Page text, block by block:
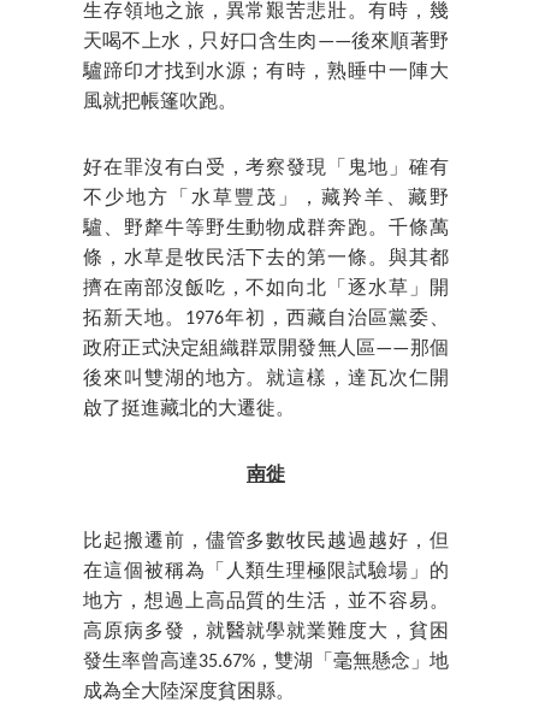
生存領地之旅，異常艱苦悲壯。有時，幾
天喝不上水，只好口含生肉——後來順著野
驢蹄印才找到水源；有時，熟睡中一陣大
風就把帳篷吹跑。
好在罪沒有白受，考察發現「鬼地」確有
不少地方「水草豐茂」，藏羚羊、藏野
驢、野犛牛等野生動物成群奔跑。千條萬
條，水草是牧民活下去的第一條。與其都
擠在南部沒飯吃，不如向北「逐水草」開
拓新天地。1976年初，西藏自治區黨委、
政府正式決定組織群眾開發無人區——那個
後來叫雙湖的地方。就這樣，達瓦次仁開
啟了挺進藏北的大遷徙。
南徙
比起搬遷前，儘管多數牧民越過越好，但
在這個被稱為「人類生理極限試驗場」的
地方，想過上高品質的生活，並不容易。
高原病多發，就醫就學就業難度大，貧困
發生率曾高達35.67%，雙湖「毫無懸念」地
成為全大陸深度貧困縣。